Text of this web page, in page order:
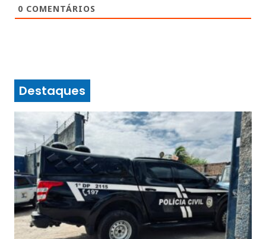
0 COMENTÁRIOS
Destaques